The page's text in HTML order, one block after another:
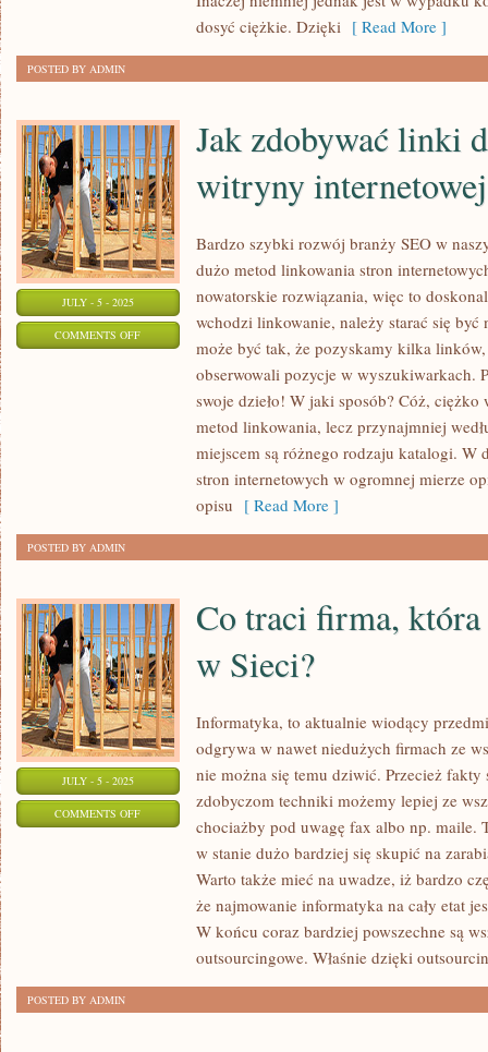
dosyć ciężkie. Dzięki [ Read More ]
POSTED BY ADMIN
JULY - 5 - 2025
COMMENTS OFFON
Jak zdobywać linki
witryny
Bardzo szybki rozwój branży SEO w
dużo metod linkowania stron
nowatorskie rozwiązania, więc to
wchodzi linkowanie, należy starać się
może być tak, że pozyskamy kilka
obserwowali pozycje w wyszukiwarkach.
swoje dzieło! W jaki sposób? Cóż,
metod linkowania, lecz przynajmniej
miejscem są różnego rodzaju katalogi. W
stron internetowych w ogromnej mierze
opisu [ Read More ]
POSTED BY ADMIN
JULY - 5 - 2025
COMMENTS OFFON
Co traci firma,
w Sieci?
Informatyka, to aktualnie wiodący
odgrywa w nawet niedużych firmach ze
nie można się temu dziwić. Przecież fakty
zdobyczom techniki możemy lepiej ze
chociażby pod uwagę fax albo np. maile.
w stanie dużo bardziej się skupić na
Warto także mieć na uwadze, iż bardzo
że najmowanie informatyka na cały etat
W końcu coraz bardziej powszechne są
outsourcingowe. Właśnie dzięki
POSTED BY ADMIN